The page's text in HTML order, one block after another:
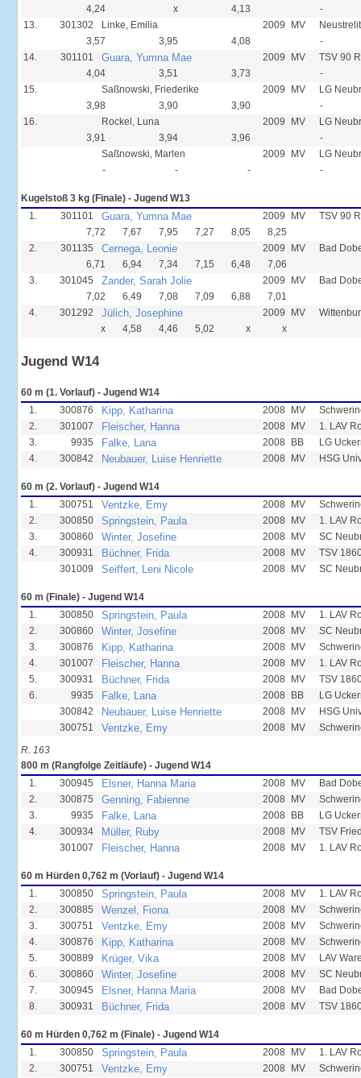
4,24
x 4,13
-
13.
301302 Linke, Emilia 2009 MV
3,57
3,95 4,08
-
14.
301101 Guara, Yumna Mae 2009 MV
TSV 90
4,04
3,51 3,73
-
15.
Saßnowski, Friederike 2009 MV
LG
3,98
3,90 3,90
-
16.
Rockel, Luna 2009 MV
LG
3,91
3,94 3,96
-
Saßnowski, Marlen
2009 MV
LG
-
- - -
Kugelstoß 3 kg (Finale) - Jugend W13
1.
301101 Guara, Yumna Mae 2009 MV
TSV 90
7,72
7,67 7,95 7,27 8,05
8,25
2.
301135 Cernega, Leonie 2009 MV
Bad
6,71
6,94 7,34 7,15 6,48
7,06
3.
301045 Zander, Sarah Jolie 2009 MV
Bad
7,02
6,49 7,08 7,09 6,88
7,01
4.
301292 Jülich, Josephine 2009 MV
x
4,58 4,46 5,02 x x
Jugend W14
60 m (1. Vorlauf) - Jugend W14
1.
300876 Kipp, Katharina 2008 MV
2.
301007 Fleischer, Hanna 2008 MV
1. LAV
3.
9935 Falke, Lana 2008 BB
LG
4.
300842 Neubauer, Luise Henriette 2008 MV HSG
60 m (2. Vorlauf) - Jugend W14
1.
300751 Ventzke, Emy 2008 MV
2.
300850 Springstein, Paula 2008 MV
1. LAV
3.
300860 Winter, Josefine 2008 MV
SC
4.
300931 Büchner, Frida 2008 MV
TSV
301009
Seiffert, Leni Nicole 2008 MV SC
60 m (Finale) - Jugend W14
1.
300850 Springstein, Paula 2008 MV
1. LAV
2.
300860 Winter, Josefine 2008 MV
SC
3.
300876 Kipp, Katharina 2008 MV
4.
301007 Fleischer, Hanna 2008 MV
1. LAV
5.
300931 Büchner, Frida 2008 MV
TSV
6.
9935 Falke, Lana 2008 BB
LG
300842
Neubauer, Luise Henriette 2008 MV
HSG
300751
Ventzke, Emy 2008 MV
R. 163
800 m (Rangfolge Zeitläufe) - Jugend W14
1.
300945 Elsner, Hanna Maria 2008 MV
Bad
2.
300875 Genning, Fabienne 2008 MV
3.
9935 Falke, Lana 2008 BB
LG
4.
300934 Müller, Ruby 2008 MV
TSV
301007
Fleischer, Hanna 2008 MV 1. LAV
60 m Hürden 0,762 m (Vorlauf) - Jugend W14
1.
300850 Springstein, Paula 2008 MV
1. LAV
2.
300885 Wenzel, Fiona 2008 MV
3.
300751 Ventzke, Emy 2008 MV
4.
300876 Kipp, Katharina 2008 MV
5.
300889 Krüger, Vika 2008 MV
LAV
6.
300860 Winter, Josefine 2008 MV
SC
7.
300945 Elsner, Hanna Maria 2008 MV
Bad
8.
300931 Büchner, Frida 2008 MV TSV
60 m Hürden 0,762 m (Finale) - Jugend W14
1.
300850 Springstein, Paula 2008 MV
1. LAV
2.
300751 Ventzke, Emy 2008 MV